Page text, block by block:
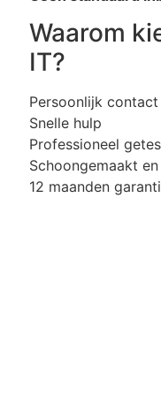
Waarom
IT?
Persoonlijk contact
Snelle hulp
Professioneel
Schoongemaakt
12 maanden